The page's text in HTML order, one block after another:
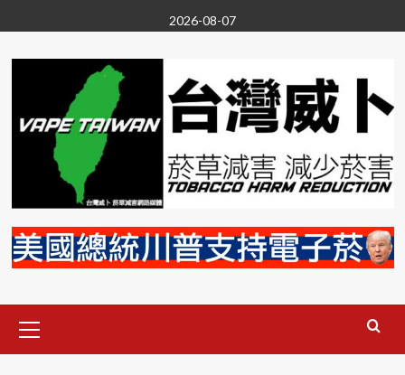
to
content
2026-08-07
Menu